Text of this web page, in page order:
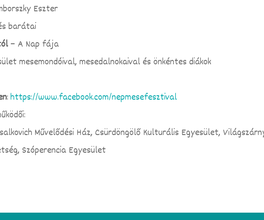
Eszter
barátai
– A Nap fája
mesemondóival, mesedalnokaival és önkéntes diákok
:https://www.facebook.com/nepmesefesztival
Művelődési Ház, Csürdöngölő Kulturális Egyesület,
Szóperencia Egyesület